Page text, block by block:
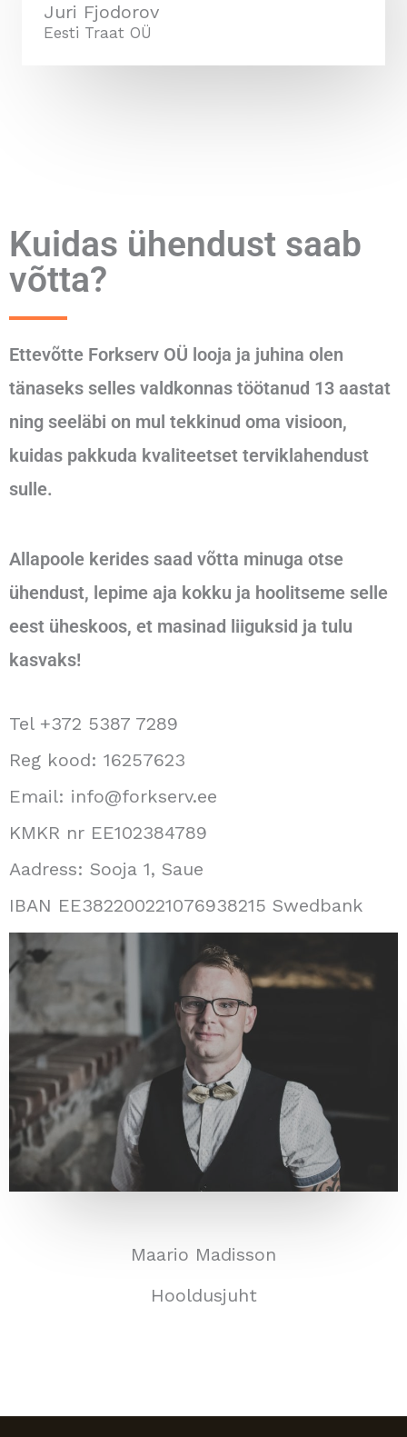
Juri Fjodorov
Eesti Traat OÜ
Kuidas ühendust saab
võtta?
Ettevõtte Forkserv OÜ looja ja juhina olen
tänaseks selles valdkonnas töötanud 13 aastat
ning seeläbi on mul tekkinud oma visioon,
kuidas pakkuda kvaliteetset terviklahendust
sulle.
Allapoole kerides saad võtta minuga otse
ühendust, lepime aja kokku ja hoolitseme selle
eest üheskoos, et masinad liiguksid ja tulu
kasvaks!
Tel +372 5387 7289
Reg kood: 16257623
Email: info@forkserv.ee
KMKR nr EE102384789
Aadress: Sooja 1, Saue
IBAN EE382200221076938215 Swedbank
Maario Madisson
Hooldusjuht